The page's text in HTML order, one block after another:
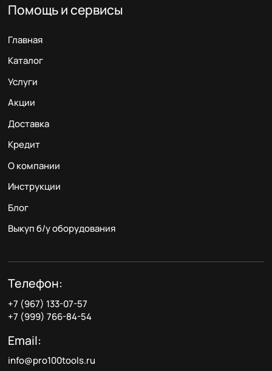
Помощь и сервисы
Главная
Каталог
Услуги
Акции
Доставка
Кредит
О компании
Инструкции
Блог
Выкуп б/у оборудования
Телефон:
+7 (967) 133-07-57
+7 (999) 766-84-54
Email:
info@pro100tools.ru